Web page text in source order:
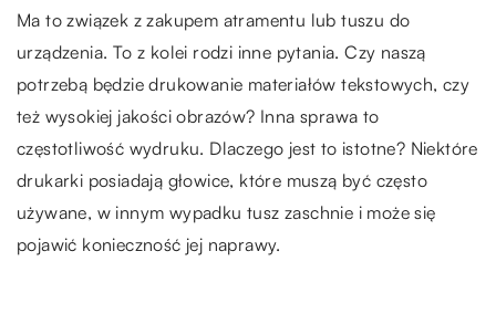
Ma to związek z zakupem atramentu lub tuszu do
urządzenia. To z kolei rodzi inne pytania. Czy naszą
potrzebą będzie drukowanie materiałów tekstowych, czy
też wysokiej jakości obrazów? Inna sprawa to
częstotliwość wydruku. Dlaczego jest to istotne? Niektóre
drukarki posiadają głowice, które muszą być często
używane, w innym wypadku tusz zaschnie i może się
pojawić konieczność jej naprawy.